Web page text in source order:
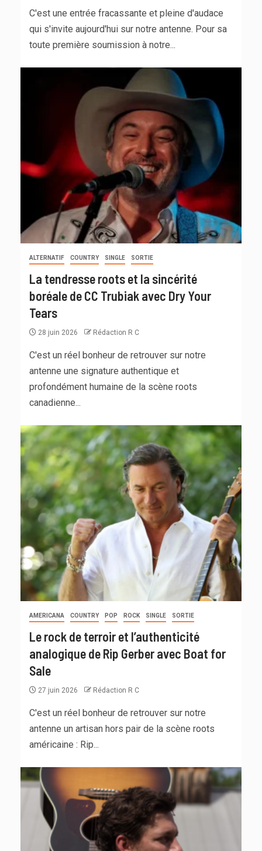
C'est une entrée fracassante et pleine d'audace
qui s'invite aujourd'hui sur notre antenne. Pour sa
toute première soumission à notre...
ALTERNATIF COUNTRY SINGLE SORTIE
La tendresse roots et la sincérité
boréale de CC Trubiak avec Dry Your
Tears
28 juin 2026 Rédaction R C
C'est un réel bonheur de retrouver sur notre
antenne une signature authentique et
profondément humaine de la scène roots
canadienne...
AMERICANA COUNTRY POP ROCK SINGLE SORTIE
Le rock de terroir et l’authenticité
analogique de Rip Gerber avec Boat for
Sale
27 juin 2026 Rédaction R C
C'est un réel bonheur de retrouver sur notre
antenne un artisan hors pair de la scène roots
américaine : Rip...